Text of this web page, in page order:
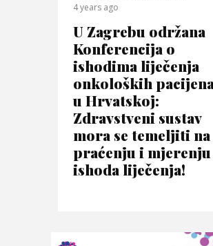
4 years ago
U Zagrebu održana
Konferencija o
ishodima liječenja
onkoloških
u Hrvatskoj:
Zdravstveni sustav
mora se temeljiti na
praćenju i mjerenju
ishoda liječenja!